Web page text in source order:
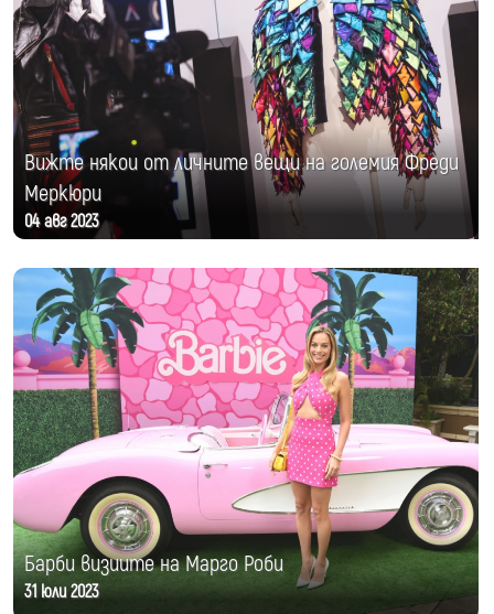
Вижте някои от личните вещи на големия Фреди
Меркюри
04 авг 2023
Барби визиите на Марго Роби
31 юли 2023